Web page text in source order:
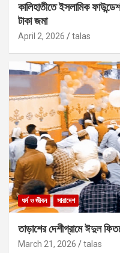
কালিহাতীতে ইসলামিক
টাকা জমা
April 2, 2026 talas
ধর্ম ও জীবন সারাদেশ
তাড়াশের দেশীগ্রামে ঈদুল
March 21, 2026 talas